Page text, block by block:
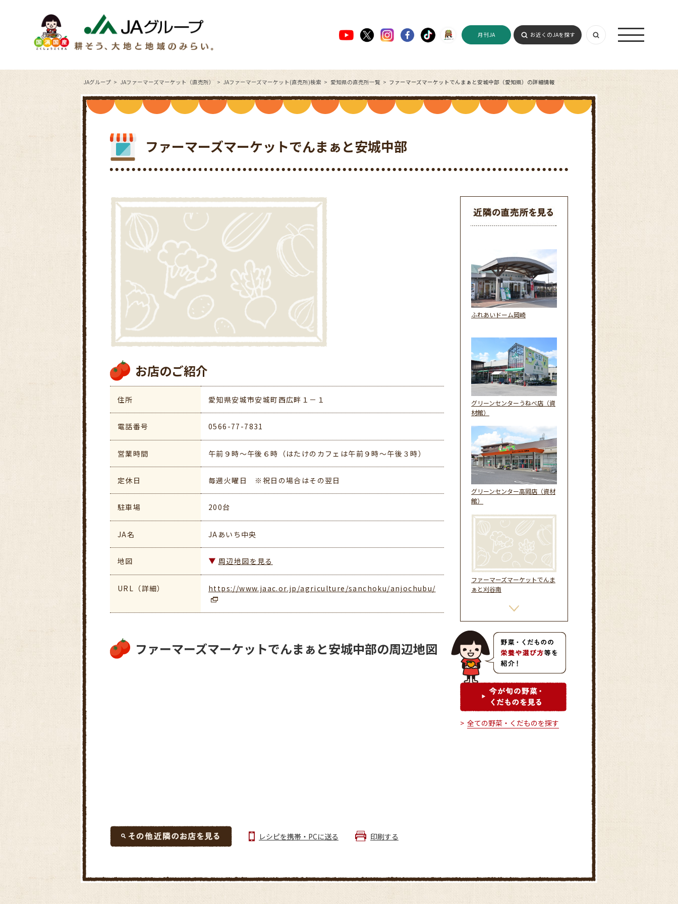
月刊JA お近くのJAを探す
JAグループ JAファーマーズマーケット（直売所） JAファーマーズマーケット(直売所)検索 愛知県の直売所一覧 ファーマーズマーケットでんまぁと安城中部（愛知県）の詳細情報
ファーマーズマーケットでんまぁと安城中部
お店のご紹介
住所 愛知県安城市安城町西広畔１－１
電話番号 0566-77-7831
営業時間 午前９時～午後６時（はたけのカフェは午前９時～午後３時）
定休日 毎週火曜日 ※祝日の場合はその翌日
駐車場 200台
JA名 JAあいち中央
地図 周辺地図を見る
URL（詳細） https://www.jaac.or.jp/agriculture/sanchoku/anjochubu/
ファーマーズマーケットでんまぁと安城中部の周辺地図
レシピを携帯・PCに送る 印刷する
ふれあいドーム岡崎
グリーンセンターうねべ店（資
材館）
グリーンセンター高岡店（資材
館）
ファーマーズマーケットでんま
ぁと刈谷南
産直センター刈谷中部
全ての野菜・くだものを探す